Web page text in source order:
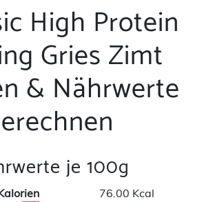
High Protein
Gries Zimt
& Nährwerte
je 100g
76.00 Kcal